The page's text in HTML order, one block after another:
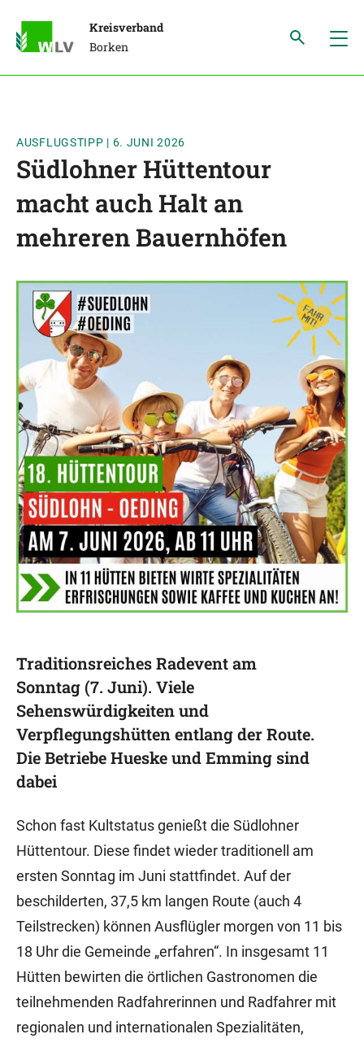
Kreisverband
Borken
AUSFLUGSTIPP | 6. JUNI 2026
Südlohner Hüttentour
macht auch Halt an
mehreren Bauernhöfen
Traditionsreiches Radevent am
Sonntag (7. Juni). Viele
Sehenswürdigkeiten und
Verpflegungshütten entlang der Route.
Die Betriebe Hueske und Emming sind
dabei
Schon fast Kultstatus genießt die Südlohner
Hüttentour. Diese findet wieder traditionell am
ersten Sonntag im Juni stattfindet. Auf der
beschilderten, 37,5 km langen Route (auch 4
Teilstrecken) können Ausflügler morgen von 11 bis
18 Uhr die Gemeinde „erfahren“. In insgesamt 11
Hütten bewirten die örtlichen Gastronomen die
teilnehmenden Radfahrerinnen und Radfahrer mit
regionalen und internationalen Spezialitäten,